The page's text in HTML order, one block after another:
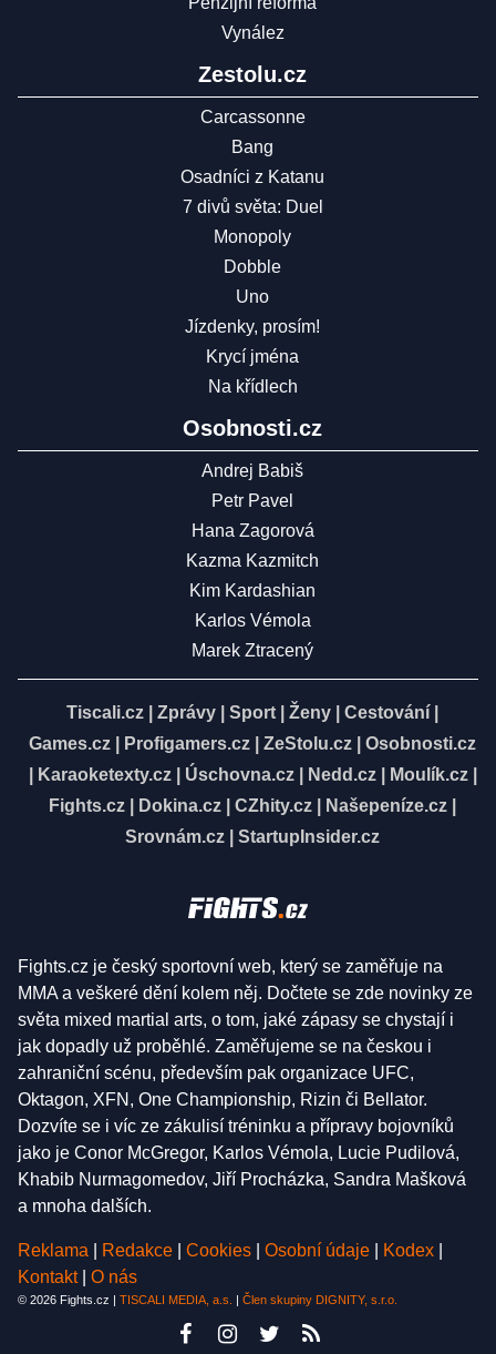
Vynález
Zestolu.cz
Carcassonne
Bang
Osadníci z Katanu
7 divů světa: Duel
Monopoly
Dobble
Uno
Jízdenky, prosím!
Krycí jména
Na křídlech
Osobnosti.cz
Andrej Babiš
Petr Pavel
Hana Zagorová
Kazma Kazmitch
Kim Kardashian
Karlos Vémola
Marek Ztracený
Tiscali.cz Zprávy Sport Ženy Cestování
Games.cz
Profigamers.cz ZeStolu.cz
Osobnosti.cz
Karaoketexty.cz| Úschovna.cz| Nedd.cz| Moulík.cz|
Fights.cz
Dokina.cz CZhity.cz Našepeníze.cz
Srovnám.cz
StartupInsider.cz
Fights.cz je český sportovní web, který se zaměřuje na
MMA a veškeré dění kolem něj. Dočtete se zde novinky ze
světa mixed martial arts, o tom, jaké zápasy se chystají i
jak dopadly už proběhlé. Zaměřujeme se na českou i
zahraniční scénu, především pak organizace UFC,
Oktagon, XFN, One Championship, Rizin či Bellator.
Dozvíte se i víc ze zákulisí tréninku a přípravy bojovníků
jako je Conor McGregor, Karlos Vémola, Lucie Pudilová,
Khabib Nurmagomedov, Jiří Procházka, Sandra Mašková
a mnoha dalších.
Reklama Redakce Cookies Osobní údaje Kodex
Kontakt
O nás
© 2026 Fights.cz | TISCALI MEDIA, a.s. | Člen skupiny DIGNITY, s.r.o.